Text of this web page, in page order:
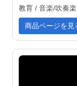
教育 / 音楽/吹奏楽
商品ページを見